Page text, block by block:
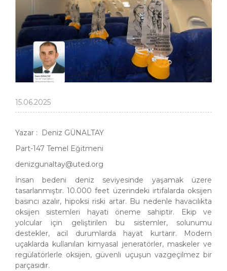
15.06.2025
Yazar : Deniz GÜNALTAY
Part-147 Temel Eğitmeni
denizgunaltay@uted.org
İnsan bedeni deniz seviyesinde yaşamak üzere
tasarlanmıştır. 10.000 feet üzerindeki irtifalarda oksijen
basıncı azalır, hipoksi riski artar. Bu nedenle havacılıkta
oksijen sistemleri hayati öneme sahiptir. Ekip ve
yolcular için geliştirilen bu sistemler, solunumu
destekler, acil durumlarda hayat kurtarır. Modern
uçaklarda kullanılan kimyasal jeneratörler, maskeler ve
regülatörlerle oksijen, güvenli uçuşun vazgeçilmez bir
parçasıdır.